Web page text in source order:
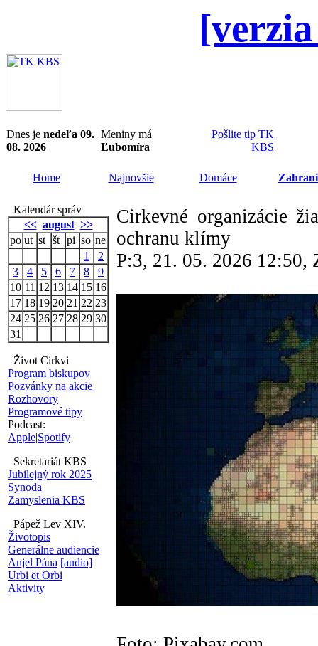
Dnes je nedeľa 09.
08. 2026
Meniny má
Ľubomíra
Pošlite tip TK
KBS
Home Najnovšie Domáce
Kalendár správ
<< august >>
po ut st št pi so ne
1
2
3
4 5 6 7 8
9
10 11 12 13 14 15 16
17 18 19 20 21 22 23
24 25 26 27 28 29 30
31
Život Cirkvi
Program biskupov
Pozvánky na akcie
Rozhovory
Programové tipy
Podcast:
Apple|Spotify
Sekretariát KBS
Jubilejný rok 2025
Synoda
Zamyslenia KBS
Pápež Lev XIV.
Životopis
Generálne audiencie
Anjel Pána [audio]
Urbi et Orbi
Aktivity
Cirkevné organizácie
ochranu klímy
P:3, 21. 05. 2026 12:50,